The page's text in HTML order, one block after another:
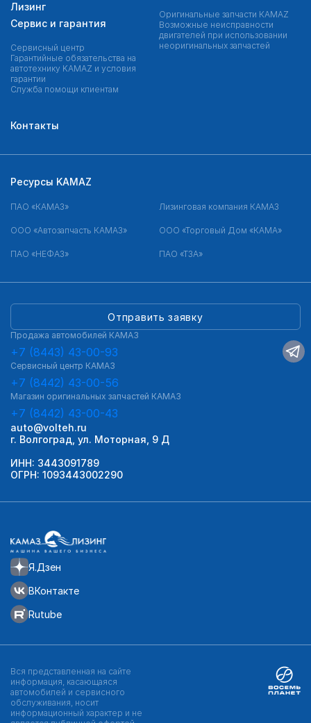
Лизинг
Сервис и гарантия
Сервисный центр
Гарантийные обязательства на
автотехнику KAMAZ и условия
гарантии
Служба помощи клиентам
Оригинальные запчасти КAMAZ
Возможные неисправности
двигателей при использовании
неоригинальных запчастей
Контакты
Я.Дзен
ВКонтакте
Rutube
Отправить заявку
Продажа автомобилей КАМАЗ
+7 (8443) 43-00-93
Сервисный центр КАМАЗ
+7 (8442) 43-00-56
Магазин оригинальных запчастей КАМАЗ
+7 (8442) 43-00-43
auto@volteh.ru
г. Волгоград, ул. Моторная, 9 Д
ИНН: 3443091789
ОГРН: 1093443002290
Ресурсы KAMAZ
ПАО «КАМАЗ» Лизинговая компания КАМАЗ
ООО «Автозапчасть КАМАЗ» ООО «Торговый Дом «КАМА»
ПАО «НЕФАЗ» ПАО «ТЗА»
Вся представленная на сайте
информация, касающаяся
автомобилей и сервисного
обслуживания, носит
информационный характер и не